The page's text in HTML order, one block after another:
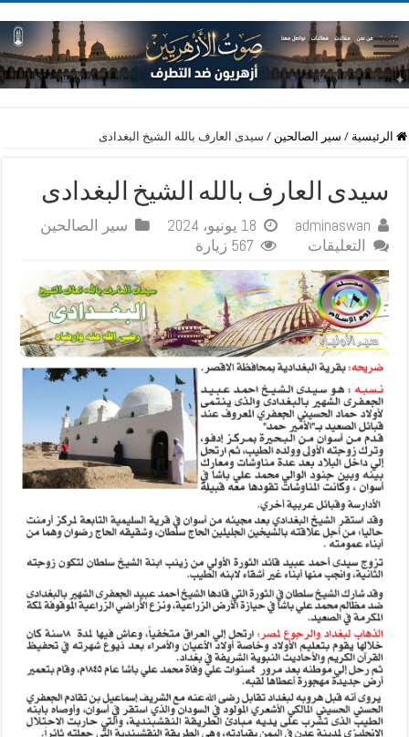
الرئيسية / سير الصالحين / سيدى العارف بالله الشيخ البغدادى
سيدى العارف بالله الشيخ البغدادى
adminaswan 18 يونيو، 2024
سير الصالحين
التعليقات
العارف
بالله
الشيخ
البغدادى
مغلقة
567 زيارة